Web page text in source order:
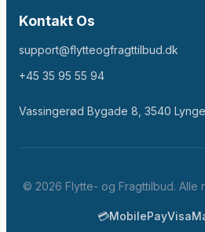
Kontakt Os
support@flytteogfragttilbud.dk
+45 35 95 55 94
Vassingerød Bygade 8, 3540 Lynge
© 2026 Flytte- og Fragttilbud.
💳MobilePayVisa